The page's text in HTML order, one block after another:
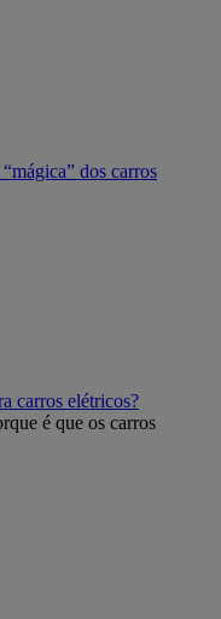
dos carros
carros elétricos?
é que os carros